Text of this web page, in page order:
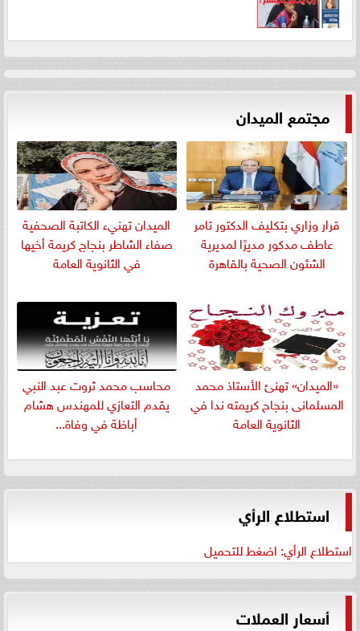
مجتمع الميدان
قرار وزاري بتكليف الدكتور تامر
عاطف مدكور مديرًا لمديرية
الشئون الصحية بالقاهرة
الميدان تهنيء الكاتبة الصحفية
صفاء الشاطر بنجاج كريمة أخيها
في الثانوية العامة
«الميدان» تهنئ الأستاذ محمد
المسلمانى بنجاح كريمته ندا في
الثانوية العامة
​محاسب محمد ثروت عبد النبي
يقدم التعازي للمهندس هشام
أباظة في وفاة...
استطلاع الرأي
استطلاع الرأي: اضغط للتحميل
أسعار العملات